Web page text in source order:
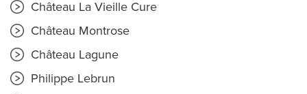
Château La Vieille Cure
Château Montrose
Château Lagune
Philippe Lebrun